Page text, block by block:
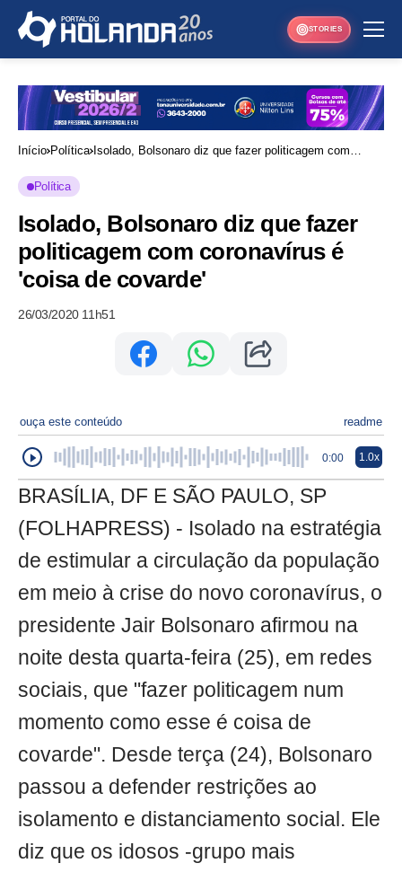
STORIES
Início Política Isolado, Bolsonaro diz que fazer politicagem com
Política
Isolado, Bolsonaro diz que fazer
politicagem com coronavírus é
'coisa de covarde'
26/03/2020 11h51
ouça este conteúdo readme
0:00 1.0x
BRASÍLIA, DF E SÃO PAULO, SP
(FOLHAPRESS) - Isolado na estratégia
de estimular a circulação da população
em meio à crise do novo coronavírus, o
presidente Jair Bolsonaro afirmou na
noite desta quarta-feira (25), em redes
sociais, que "fazer politicagem num
momento como esse é coisa de
covarde". Desde terça (24), Bolsonaro
passou a defender restrições ao
isolamento e distanciamento social. Ele
diz que os idosos -grupo mais